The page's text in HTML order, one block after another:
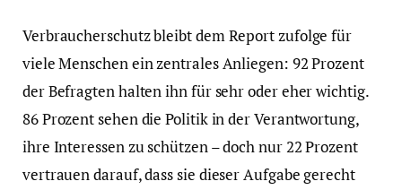
Verbraucherschutz bleibt dem Report zufolge für
viele Menschen ein zentrales Anliegen: 92 Prozent
der Befragten halten ihn für sehr oder eher wichtig.
86 Prozent sehen die Politik in der Verantwortung,
ihre Interessen zu schützen – doch nur 22 Prozent
vertrauen darauf, dass sie dieser Aufgabe gerecht